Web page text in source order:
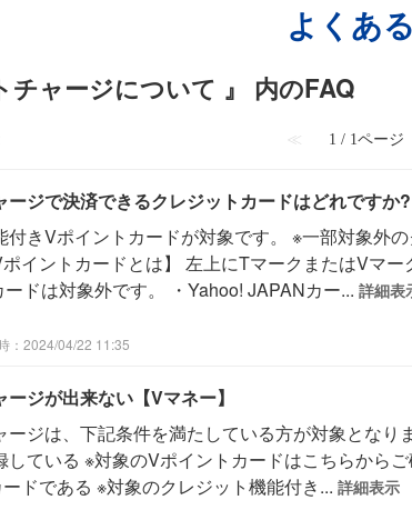
よくあ
チャージについて 』 内のFAQ
≪ 1 / 1ページ
ージで決済できるクレジットカードはどれですか?
付きVポイントカードが対象です。 ※一部対象外
イントカードとは】 左上にTマークまたはVマ
ドは対象外です。 ・Yahoo! JAPANカー... 詳細表
：2024/04/22 11:35
ジが出来ない【Vマネー】
ージは、下記条件を満たしている方が対象とな
している ※対象のVポイントカードはこちらか
ドである ※対象のクレジット機能付き... 詳細表示